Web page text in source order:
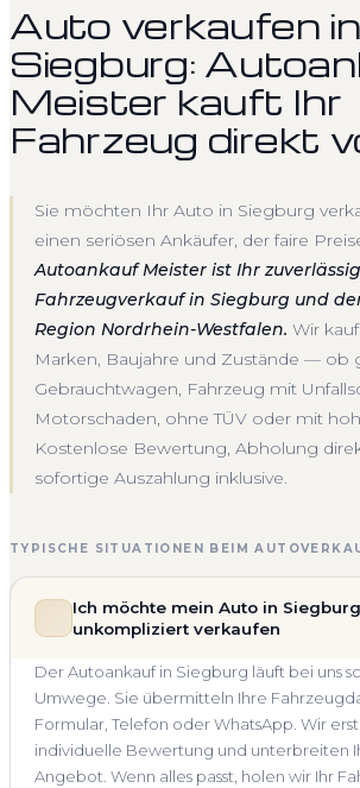
Auto verkaufen in
Siegburg:
Meister kauft Ihr
Fahrzeug direkt
Sie möchten Ihr Auto in Siegburg
einen seriösen Ankäufer, der faire
Autoankauf Meister ist Ihr
Fahrzeugverkauf in Siegburg und
Region Nordrhein-Westfalen. Wir
Marken, Baujahre und Zustände — ob
Gebrauchtwagen, Fahrzeug mit
Motorschaden, ohne TÜV oder mit
Kostenlose Bewertung, Abholung
sofortige Auszahlung inklusive.
TYPISCHE SITUATIONEN BEIM
Ich möchte mein Auto in
unkompliziert verkaufen
Der Autoankauf in Siegburg läuft bei uns
Umwege. Sie übermitteln Ihre
Formular, Telefon oder WhatsApp. Wir
individuelle Bewertung und unterbreiten
Angebot. Wenn alles passt, holen wir Ihr